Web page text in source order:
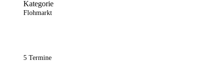
Kategorie
Flohmarkt
5 Termine